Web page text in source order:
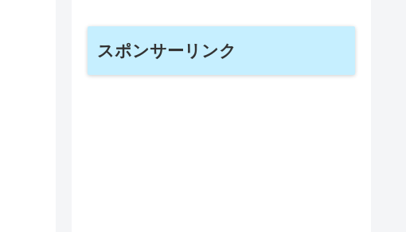
スポンサーリンク